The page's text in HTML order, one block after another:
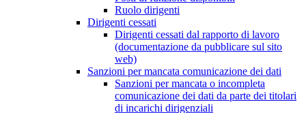
Ruolo dirigenti
Dirigenti cessati
Dirigenti cessati dal rapporto di lavoro
(documentazione da pubblicare sul sito
web)
Sanzioni per mancata comunicazione dei dati
Sanzioni per mancata o incompleta
comunicazione dei dati da parte dei titolari
di incarichi dirigenziali